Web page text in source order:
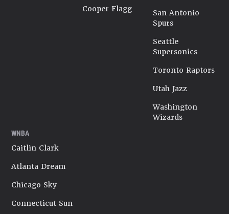
Cooper Flagg
San Antonio
Spurs
Seattle
Supersonics
Toronto Raptors
Utah Jazz
Washington
Wizards
WNBA
Caitlin Clark
Atlanta Dream
Chicago Sky
Connecticut Sun